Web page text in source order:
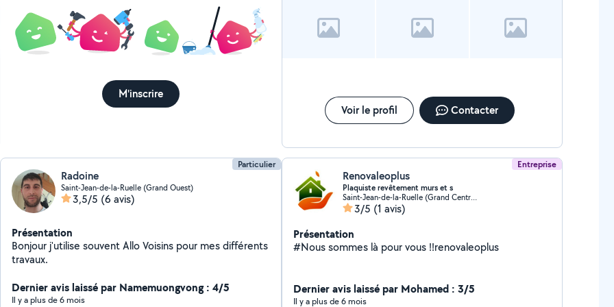
M'inscrire
Voir le profil Contacter
Particulier
Radoine
Saint-Jean-de-la-Ruelle (Grand Ouest)
3,5/5 (6 avis)
Présentation
Bonjour j'utilise souvent Allo Voisins pour mes différents
travaux.
Dernier avis laissé par Namemuongvong : 4/5
Il y a plus de 6 mois
Entreprise
Renovaleoplus
Plaquiste revêtement murs et s
Saint-Jean-de-la-Ruelle (Grand Centre Ville)
3/5 (1 avis)
Présentation
#Nous sommes là pour vous !!renovaleoplus
Dernier avis laissé par Mohamed : 3/5
Il y a plus de 6 mois